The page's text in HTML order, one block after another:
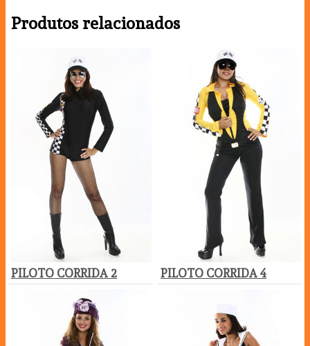
Produtos relacionados
PILOTO CORRIDA 2 PILOTO CORRIDA 4